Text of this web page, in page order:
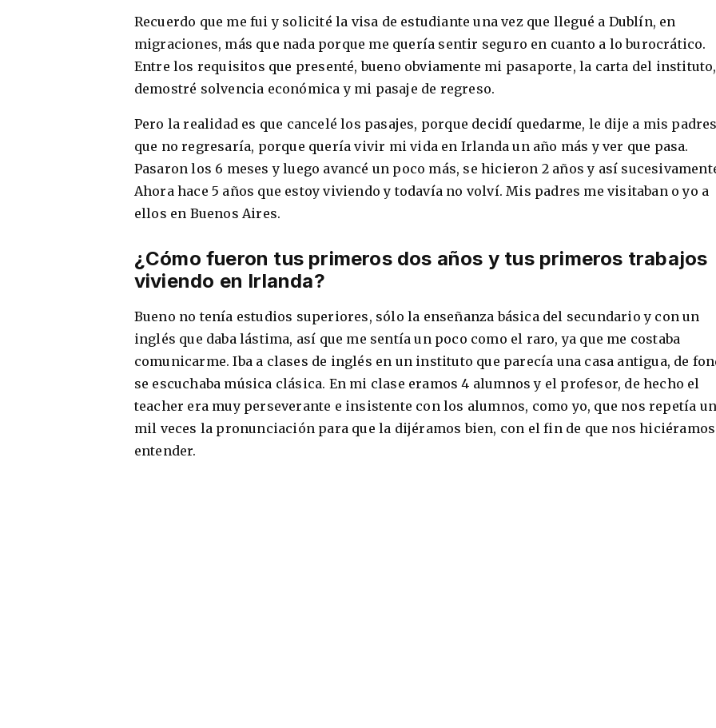
Recuerdo que me fui y solicité la visa de estudiante una vez que llegué a Dublín, en
migraciones, más que nada porque me quería sentir seguro en cuanto a lo burocrático.
Entre los requisitos que presenté, bueno obviamente mi pasaporte, la carta del instituto,
demostré solvencia económica y mi pasaje de regreso.
Pero la realidad es que cancelé los pasajes, porque decidí quedarme, le dije a mis
que no regresaría, porque quería vivir mi vida en Irlanda un año más y ver que pasa.
Pasaron los 6 meses y luego avancé un poco más, se hicieron 2 años y así
Ahora hace 5 años que estoy viviendo y todavía no volví. Mis padres me visitaban o yo a
ellos en Buenos Aires.
¿Cómo fueron tus primeros dos años y tus primeros trabajos
viviendo en Irlanda?
Bueno no tenía estudios superiores, sólo la enseñanza básica del secundario y con un
inglés que daba lástima, así que me sentía un poco como el raro, ya que me costaba
comunicarme. Iba a clases de inglés en un instituto que parecía una casa antigua, de
se escuchaba música clásica. En mi clase eramos 4 alumnos y el profesor, de hecho el
teacher era muy perseverante e insistente con los alumnos, como yo, que nos repetía
mil veces la pronunciación para que la dijéramos bien, con el fin de que nos hiciéramos
entender.